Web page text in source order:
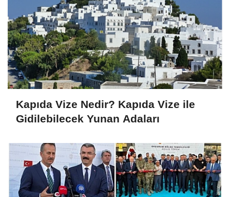
Kapıda Vize Nedir? Kapıda Vize ile
Gidilebilecek Yunan Adaları